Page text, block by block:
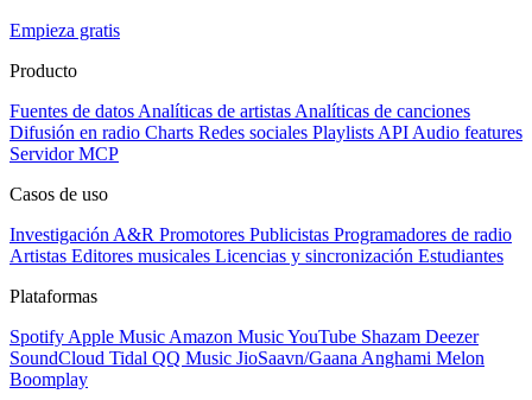
Empieza gratis
Producto
Fuentes de datos Analíticas de artistas Analíticas de canciones
Difusión en radio Charts Redes sociales Playlists API Audio features
Servidor MCP
Casos de uso
Investigación A&R Promotores Publicistas Programadores de radio
Artistas Editores musicales Licencias y sincronización Estudiantes
Plataformas
Spotify Apple Music Amazon MusicYouTube Shazam Deezer
SoundCloud Tidal QQ Music JioSaavn/Gaana Anghami Melon
Boomplay